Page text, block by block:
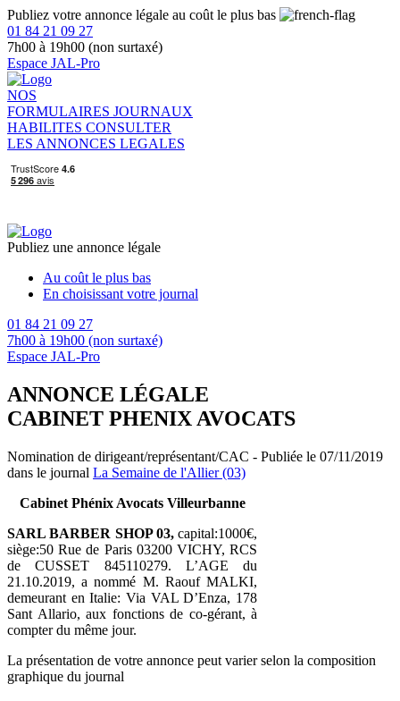
Publiez votre annonce légale au coût le plus bas
01 84 21 09 27
7h00 à 19h00 (non surtaxé)
Espace JAL-Pro
NOS
FORMULAIRES JOURNAUX
HABILITES CONSULTER
LES ANNONCES LEGALES
Publiez une annonce légale
Au coût le plus bas
En choisissant votre journal
01 84 21 09 27
7h00 à 19h00 (non surtaxé)
Espace JAL-Pro
ANNONCE LÉGALE
CABINET PHENIX AVOCATS
Nomination de dirigeant/représentant/CAC - Publiée le 07/11/2019
dans le journal La Semaine de l'Allier (03)
Cabinet Phénix Avocats Villeurbanne
SARL BARBER SHOP 03,capital:1000€,
siège:50 Rue de Paris 03200 VICHY, RCS
de CUSSET 845110279. L’AGE du
21.10.2019, a nommé M. Raouf MALKI,
demeurant en Italie: Via VAL D’Enza, 178
Sant Allario, aux fonctions de co-gérant, à
compter du même jour.
La présentation de votre annonce peut varier selon la composition
graphique du journal